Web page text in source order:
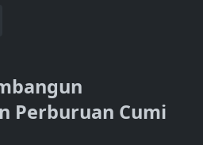
Perburuan Cumi